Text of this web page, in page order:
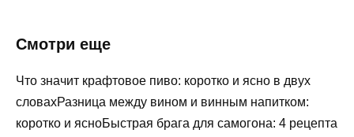
Смотри еще
Что значит крафтовое пиво: коротко и ясно в двух
словахРазница между вином и винным напитком:
коротко и ясноБыстрая брага для самогона: 4 рецепта